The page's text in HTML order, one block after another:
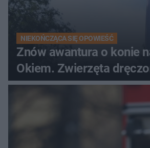
NIEKOŃCZĄCA SIĘ OPOWIEŚĆ
Znów awantura o konie
Okiem. Zwierzęta